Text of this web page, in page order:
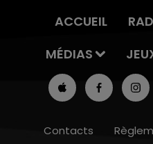
ACCUEIL
MÉDIAS
Contacts